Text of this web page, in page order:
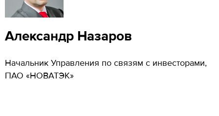
Александр Назаров
Начальник Управления по связям с инвесторами,
ПАО «НОВАТЭК»